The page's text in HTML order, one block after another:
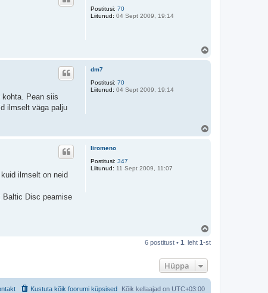
Postitusi: 70
Liitunud: 04 Sept 2009, 19:14
dm7
Postitusi: 70
Liitunud: 04 Sept 2009, 19:14
Pean siis
ilmselt väga palju
liromeno
Postitusi: 347
Liitunud: 11 Sept 2009, 11:07
ilmselt on neid
Baltic Disc peamise
e
6 postitust • 1 . leht 1-st
Hüppa
Kõik kellaajad on UTC+03:00
Kustuta kõik foorumi küpsised